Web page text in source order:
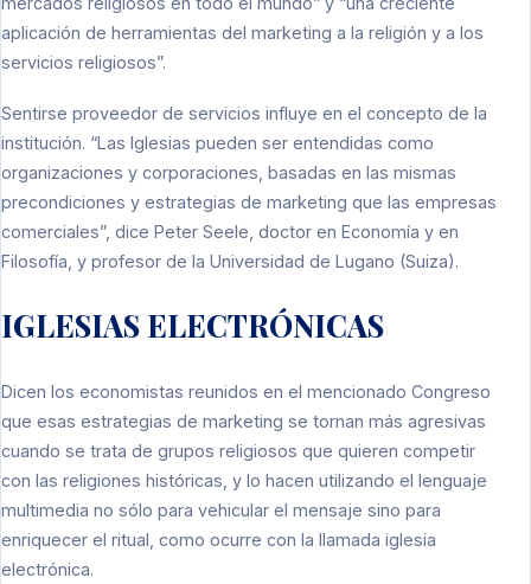
aplicación de herramientas del marketing a la religión y a los
servicios religiosos”.
Sentirse proveedor de servicios influye en el concepto de la
institución. “Las Iglesias pueden ser entendidas como
organizaciones y corporaciones, basadas en las mismas
precondiciones y estrategias de marketing que las empresas
comerciales”, dice Peter Seele, doctor en Economía y en
Filosofía, y profesor de la Universidad de Lugano (Suiza).
IGLESIAS ELECTRÓNICAS
Dicen los economistas reunidos en el mencionado Congreso
que esas estrategias de marketing se tornan más agresivas
cuando se trata de grupos religiosos que quieren competir
con las religiones históricas, y lo hacen utilizando el lenguaje
multimedia no sólo para vehicular el mensaje sino para
enriquecer el ritual, como ocurre con la llamada iglesia
electrónica.